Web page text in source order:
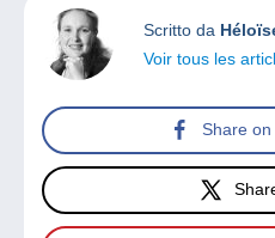
Scritto da
Voir tous les
Share